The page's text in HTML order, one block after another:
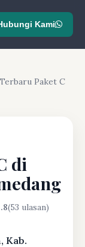
Kami
Paket C
di
(53 ulasan)
Kab.